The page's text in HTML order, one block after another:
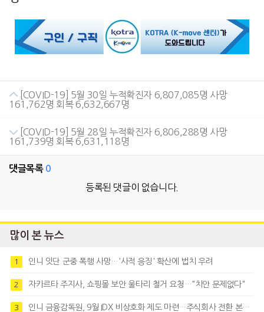
[COVID-19] 5월 30일 누적확진자 6,807,085명 사망
161,762명 회복 6,632,667명
[COVID-19] 5월 28일 누적확진자 6,806,288명 사망
161,739명 회복 6,631,118명
댓글목록 0
등록된 댓글이 없습니다.
많이 본 뉴스
1 인니 잇단 군중 폭행 사망…'사적 응징' 확산에 법치 우려
2 자카르타 주지사, 쇼핑몰 보안 울타리 철거 요청…"치안 문제없다"
3 인니 금융감독원, 9월 IDX 비상호화 제도 마련…주식회사 전환 본격화